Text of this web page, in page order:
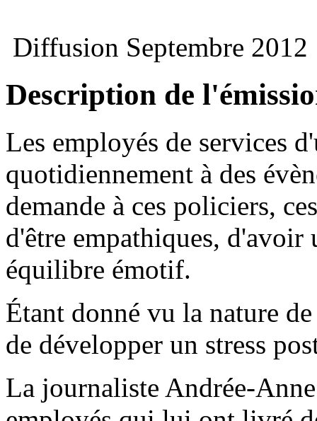
Diffusion Septembre 2012
Description de
Les employés de services
quotidiennement à des
demande à ces policiers,
d'être empathiques, d'avoir
équilibre émotif.
Étant donné vu la nature
de développer un stress
La journaliste Andrée-